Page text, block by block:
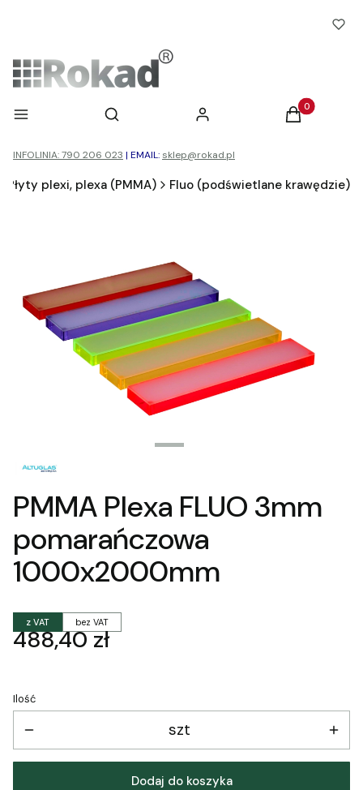
Menu Otwórz wyszukiwarkę
Szukaj Zaloguj się Produkty w
Koszyk
INFOLINIA: 790 206 023 | EMAIL: sklep@rokad.pl
Płyty plexi, plexa (PMMA) Fluo (podświetlane krawędzie)
PMMA Plexa FLUO 3mm
pomarańczowa
1000x2000mm
z VAT bez VAT
Cena
488,40 zł
Ilość
szt
Dodaj do koszyka